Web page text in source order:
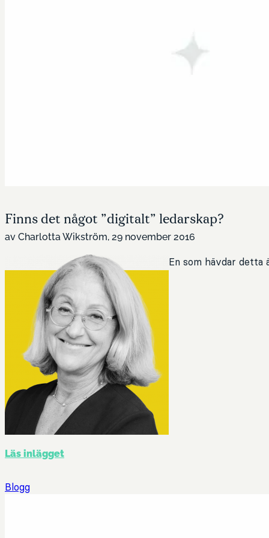
Finns det något ”digitalt” ledarskap?
av Charlotta Wikström, 29 november 2016
En som hävdar detta
Läs inlägget
Blogg